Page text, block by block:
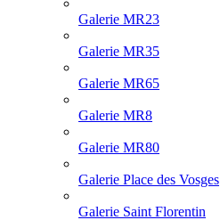
Galerie MR23
Galerie MR35
Galerie MR65
Galerie MR8
Galerie MR80
Galerie Place des Vosges
Galerie Saint Florentin